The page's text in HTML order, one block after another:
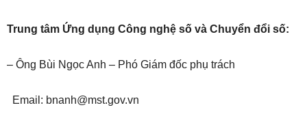
Trung tâm Ứng dụng Công nghệ số và Chuyển đổi số:
– Ông Bùi Ngọc Anh – Phó Giám đốc phụ trách
Email: bnanh@mst.gov.vn